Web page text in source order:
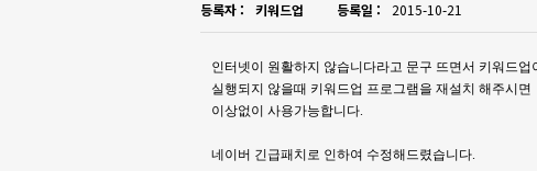
등록자 : 키워드업 등록일 : 2015-10-21
인터넷이 원활하지 않습니다라고 문구 뜨면서 키워드업
실행되지 않을때 키워드업 프로그램을 재설치 해주시면
이상없이 사용가능합니다.
네이버 긴급패치로 인하여 수정해드렸습니다.